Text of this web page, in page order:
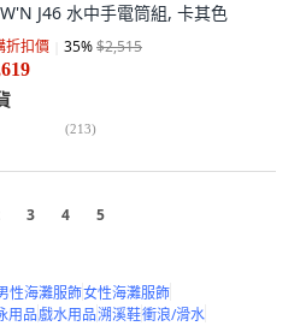
J46 水中手電筒組, 卡其色
折扣價 35%$2,515
(213)
3 4 5
性海灘服飾女性海灘服飾
用品戲水用品溯溪鞋衝浪/滑水